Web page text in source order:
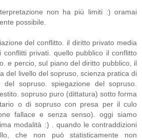
non ha più limiti :) oramai
possibile.
del conflitto. il diritto privato media
privati. quello pubblico il conflitto
e percio, sul piano del diritto pubblico, il
del livello del sopruso, scienza pratica di
del sopruso. spiegazione del sopruso.
sopruso puro (dittatura) sotto forma
o di sopruso con presa per il culo
fallace e senza senso). oggi siamo
modalità :) . quando le contraddizioni
che non può statisticamente non